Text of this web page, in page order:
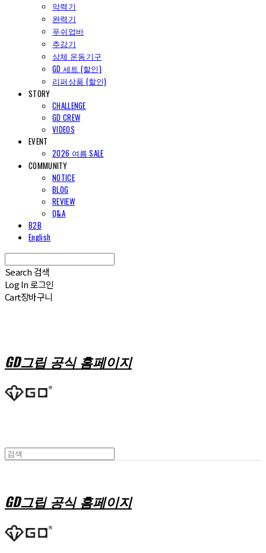
악력기
완력기
푸쉬업바
추감기
상체 운동기구
GD 세트 (할인)
리퍼상품 (할인)
STORY
CHALLENGE
GD CREW
VIDEOS
EVENT
2026 여름 SALE
COMMUNITY
NOTICE
BLOG
REVIEW
Q&A
B2B
English
Search 검색
Log In로그인
Cart장바구니
GD그립 공식 홈페이지
GD그립 공식 홈페이지